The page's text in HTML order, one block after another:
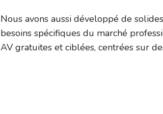
Nous avons aussi développé de
besoins spécifiques du marché
AV gratuites et ciblées, centrées sur